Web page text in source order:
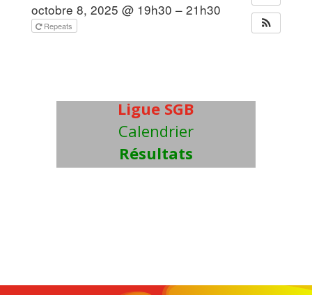
octobre 8, 2025 @ 19h30 – 21h30
Repeats
Ligue SGB
Calendrier
Résultats